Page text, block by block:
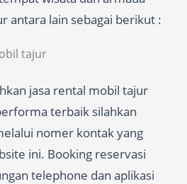
antara lain sebagai berikut :
tajur
jasa rental mobil tajur
terbaik silahkan
nomer kontak yang
ini. Booking reservasi
telephone dan aplikasi